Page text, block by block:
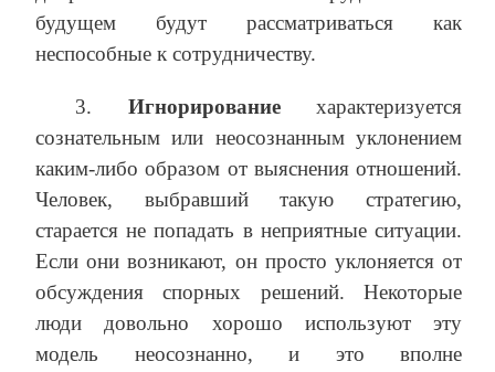
будущем будут рассматриваться как
неспособные к сотрудничеству.
3. Игнорированиехарактеризуется
сознательным или неосознанным уклонением
каким-либо образом от выяснения отношений.
Человек, выбравший такую стратегию,
старается не попадать в неприятные ситуации.
Если они возникают, он просто уклоняется от
обсуждения спорных решений. Некоторые
люди довольно хорошо используют эту
модель неосознанно, и это вполне